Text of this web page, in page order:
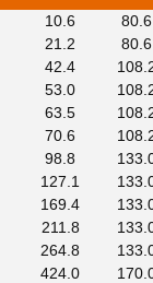
10.6
80.6
21.2
80.6
42.4
53.0
63.5
70.6
98.8
127.1
169.4
211.8
264.8
424.0